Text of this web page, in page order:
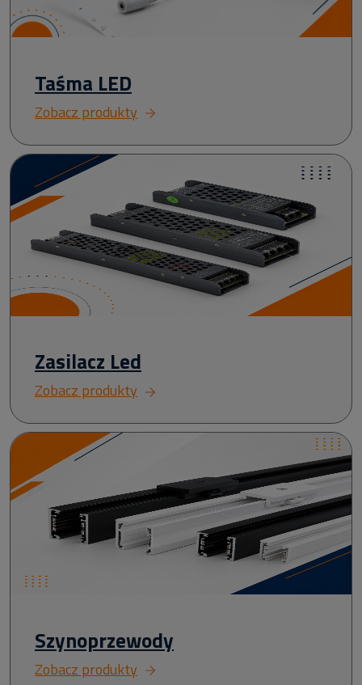
Taśma LED
Zobacz produkty
Zasilacz Led
Zobacz produkty
Szynoprzewody
Zobacz produkty